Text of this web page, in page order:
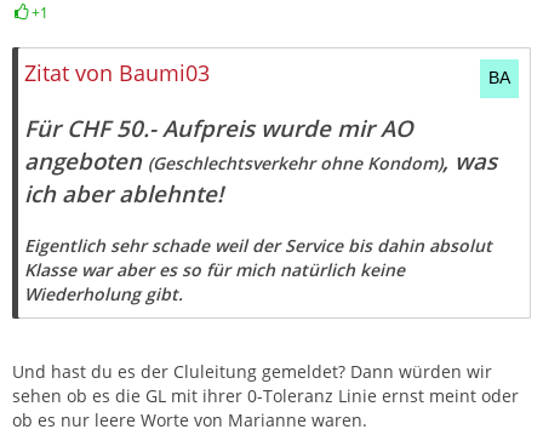
Zum Schutz unserer Gäste und der Frauen gilt im El Harem:
AO wird strikt nicht geduldet.
+1
Zitat von Baumi03
Für CHF 50.- Aufpreis wurde mir AO
angeboten (Geschlechtsverkehr ohne Kondom), was
ich aber ablehnte!
Eigentlich sehr schade weil der Service bis dahin absolut
Klasse war aber es so für mich natürlich keine
Wiederholung gibt.
Und hast du es der Cluleitung gemeldet? Dann würden wir
sehen ob es die GL mit ihrer 0-Toleranz Linie ernst meint oder
ob es nur leere Worte von Marianne waren.